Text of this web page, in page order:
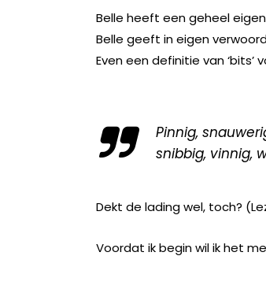
Belle heeft een geheel
Belle geeft in eigen
Even een definitie van ‘bits’
Pinnig,
snibbig, vinnig,
Dekt de lading wel, toch?
Voordat ik begin wil ik het